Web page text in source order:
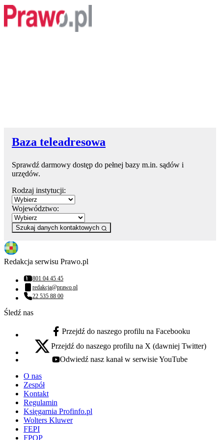
Baza teleadresowa
Sprawdź darmowy dostęp do pełnej bazy m.in. sądów i
urzędów.
Rodzaj instytucji:
Województwo:
Szukaj danych kontaktowych
Redakcja serwisu Prawo.pl
Numer telefonu:
801 04 45 45
Adres email:
redakcja@prawo.pl
Numer telefonu:
22 535 88 00
Śledź nas
facebook - otwiera się w nowej karcie
Przejdź do naszego profilu na Facebooku
x - otwiera się w nowej karcie
Przejdź do naszego profilu na X (dawniej Twitter)
youtube - otwiera się w nowej karcie
Odwiedź nasz kanał w serwisie YouTube
O nas
Zespół
Kontakt
Regulamin
Księgarnia Profinfo.pl
Wolters Kluwer
FEPI
FPOP